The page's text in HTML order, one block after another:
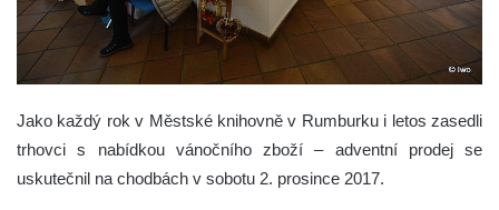
Jako každý rok v Městské knihovně v Rumburku i letos zasedli
trhovci s nabídkou vánočního zboží – adventní prodej se
uskutečnil na chodbách v sobotu 2. prosince 2017.